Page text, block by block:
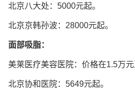
北京八大处：5000元起。
北京京韩孙波：28000元起。
面部吸脂：
美莱医疗美容医院：价格在1.5万元
北京协和医院：5649元起。